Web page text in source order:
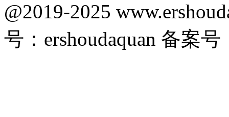
@2019-2025
号：ershoudaquan 备案